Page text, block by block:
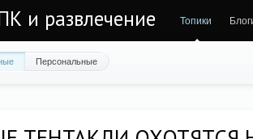
и развлечение Топики
Персональные